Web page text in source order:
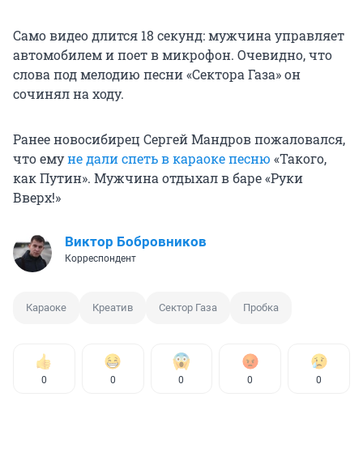
Само видео длится 18 секунд: мужчина управляет
автомобилем и поет в микрофон. Очевидно, что
слова под мелодию песни «Сектора Газа» он
сочинял на ходу.
Ранее новосибирец Сергей Мандров пожаловался,
что емуне дали спеть в караоке песню «Такого,
как Путин». Мужчина отдыхал в баре «Руки
Вверх!»
Виктор Бобровников
Корреспондент
Караоке Креатив Сектор Газа Пробка
0 0 0 0 0